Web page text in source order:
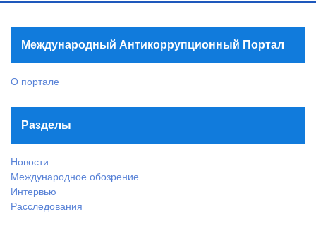
Международный Антикоррупционный Портал
О портале
Разделы
Новости
Международное обозрение
Интервью
Расследования